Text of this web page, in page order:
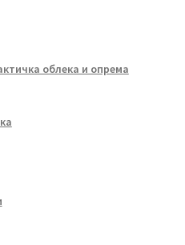
облека и опрема